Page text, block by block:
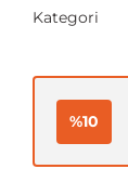
Kategori
%10